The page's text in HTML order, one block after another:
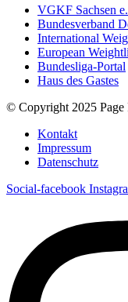
VGKF Sachsen
Bundesverband
International
European
Bundesliga-Portal
Haus des Gastes
© Copyright 2025 Page
Kontakt
Impressum
Datenschutz
Social-facebook